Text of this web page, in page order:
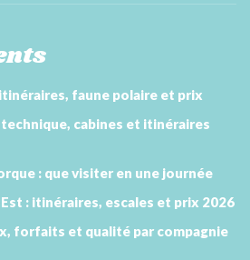
faune polaire et prix
technique, cabines et itinéraires
: que visiter en une journée
: itinéraires, escales et prix 2026
forfaits et qualité par compagnie